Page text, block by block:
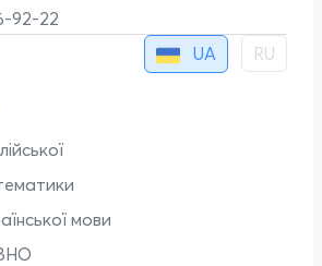
92-22
UA RU
мови